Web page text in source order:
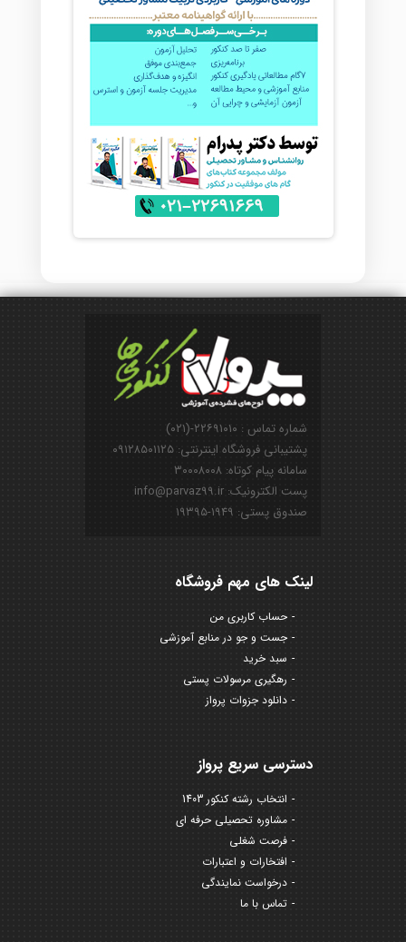
شماره تماس : ۲۲۶۹۱۰۱۰-(۰۲۱)
پشتیبانی فروشگاه اینترنتی: ۰۹۱۲۸۵۰۱۱۲۵
سامانه پیام کوتاه: ۳۰۰۰۸۰۰۸
پست الکترونیک: info@parvaz99.ir
صندوق پستی: ۱۹۴۹-۱۹۳۹۵
لینک های مهم فروشگاه
حساب کاربری من
جست و جو در منابع آموزشی
سبد خرید
رهگیری مرسولات پستی
دانلود جزوات پرواز
دسترسی سریع پرواز
انتخاب رشته کنکور 1403
مشاوره تحصیلی حرفه ای
فرصت شغلی
افتخارات و اعتبارات
درخواست نمایندگی
تماس با ما